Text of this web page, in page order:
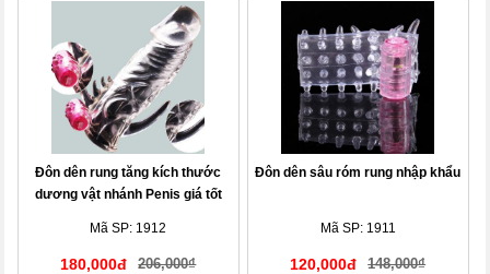
Đôn dên rung tăng kích thước
dương vật nhánh Penis giá tốt
Mã SP: 1912
180,000đ 206,000₫
Đôn dên sâu róm rung nhập khẩu
Mã SP: 1911
120,000đ 148,000₫